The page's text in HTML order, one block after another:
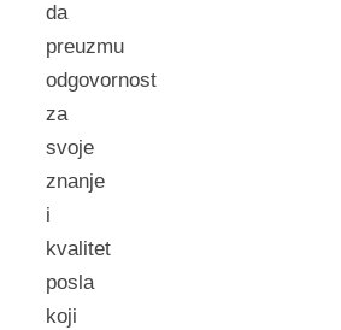
da
preuzmu
odgovornost
za
svoje
znanje
i
kvalitet
posla
koji